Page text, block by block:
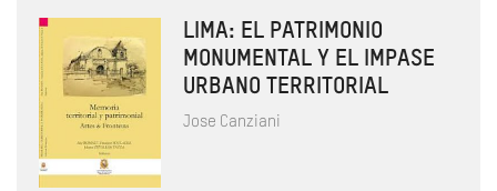
LIMA: EL PATRIMONIO
MONUMENTAL Y EL IMPASE
URBANO TERRITORIAL
Jose Canziani